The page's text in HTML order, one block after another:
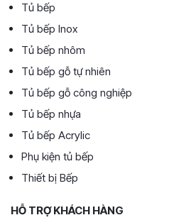
Tủ bếp
Tủ bếp Inox
Tủ bếp nhôm
Tủ bếp gỗ tự nhiên
Tủ bếp gỗ công nghiệp
Tủ bếp nhựa
Tủ bếp Acrylic
Phụ kiện tủ bếp
Thiết bị Bếp
HỖ TRỢ KHÁCH HÀNG